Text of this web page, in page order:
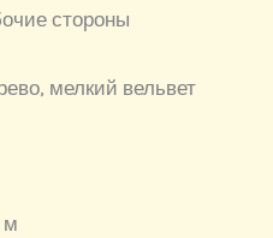
стороны
мелкий вельвет
м